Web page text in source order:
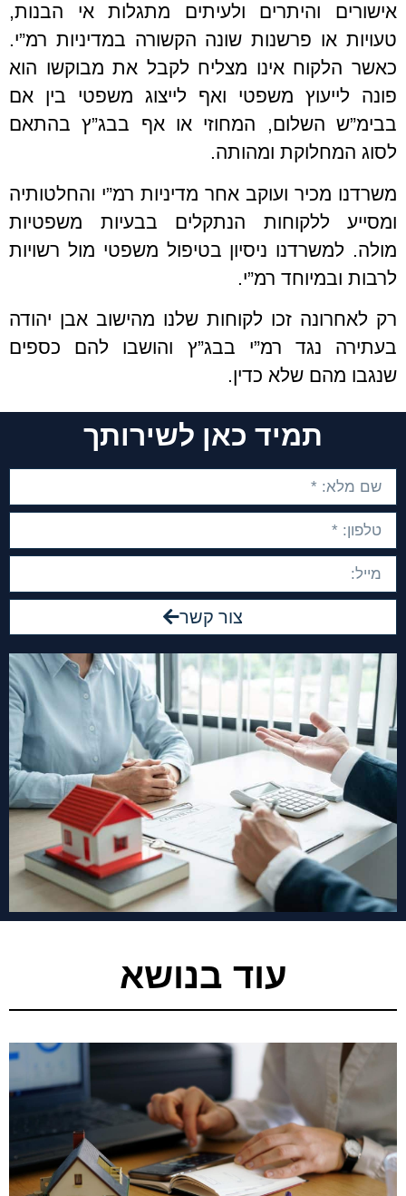
אישורים והיתרים ולעיתים מתגלות אי הבנות,
טעויות או פרשנות שונה הקשורה במדיניות רמ”י.
כאשר הלקוח אינו מצליח לקבל את מבוקשו הוא
פונה לייעוץ משפטי ואף לייצוג משפטי בין אם
בבימ”ש השלום, המחוזי או אף בבג”ץ בהתאם
לסוג המחלוקת ומהותה.
משרדנו מכיר ועוקב אחר מדיניות רמ”י והחלטותיה
ומסייע ללקוחות הנתקלים בבעיות משפטיות
מולה. למשרדנו ניסיון בטיפול משפטי מול רשויות
לרבות ובמיוחד רמ”י.
רק לאחרונה זכו לקוחות שלנו מהישוב אבן יהודה
בעתירה נגד רמ”י בבג”ץ והושבו להם כספים
שנגבו מהם שלא כדין.
תמיד כאן לשירותך
צור קשר
עוד בנושא